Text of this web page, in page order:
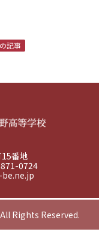
記事
番地
0724
Rights Reserved.